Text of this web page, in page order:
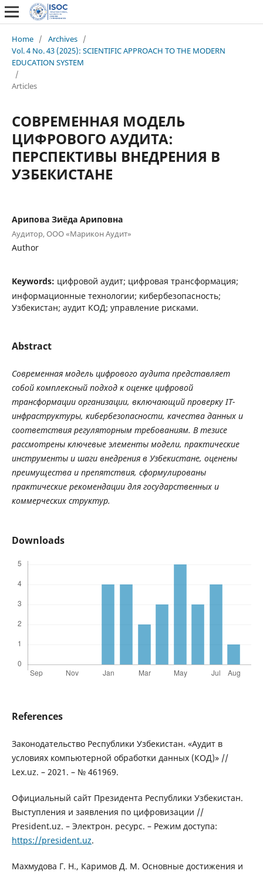
Home / Archives /
Vol. 4 No. 43 (2025): SCIENTIFIC APPROACH TO THE MODERN
EDUCATION SYSTEM
/
Articles
СОВРЕМЕННАЯ МОДЕЛЬ
ЦИФРОВОГО АУДИТА:
ПЕРСПЕКТИВЫ ВНЕДРЕНИЯ В
УЗБЕКИСТАНЕ
Арипова Зиёда Ариповна
Аудитор, ООО «Марикон Аудит»
Author
Keywords: цифровой аудит; цифровая трансформация;
информационные технологии; кибербезопасность;
Узбекистан; аудит КОД; управление рисками.
Abstract
Современная модель цифрового аудита представляет
собой комплексный подход к оценке цифровой
трансформации организации, включающий проверку IT-
инфраструктуры, кибербезопасности, качества данных и
соответствия регуляторным требованиям. В тезисе
рассмотрены ключевые элементы модели, практические
инструменты и шаги внедрения в Узбекистане, оценены
преимущества и препятствия, сформулированы
практические рекомендации для государственных и
коммерческих структур.
Downloads
References
Законодательство Республики Узбекистан. «Аудит в
условиях компьютерной обработки данных (КОД)» //
Lex.uz. – 2021. – № 461969.
Официальный сайт Президента Республики Узбекистан.
Выступления и заявления по цифровизации //
President.uz. – Электрон. ресурс. – Режим доступа:
https://president.uz.
Махмудова Г. Н., Каримов Д. М. Основные достижения и